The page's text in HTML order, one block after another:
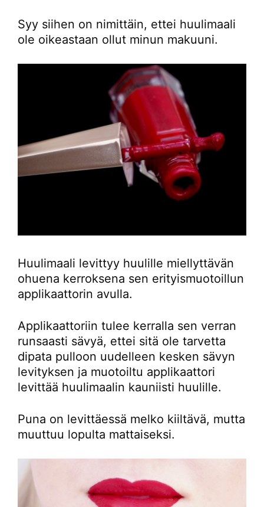
Syy siihen on nimittäin, ettei huulimaali
ole oikeastaan ollut minun makuuni.
Huulimaali levittyy huulille miellyttävän
ohuena kerroksena sen erityismuotoillun
applikaattorin avulla.
Applikaattoriin tulee kerralla sen verran
runsaasti sävyä, ettei sitä ole tarvetta
dipata pulloon uudelleen kesken sävyn
levityksen ja muotoiltu applikaattori
levittää huulimaalin kauniisti huulille.
Puna on levittäessä melko kiiltävä, mutta
muuttuu lopulta mattaiseksi.